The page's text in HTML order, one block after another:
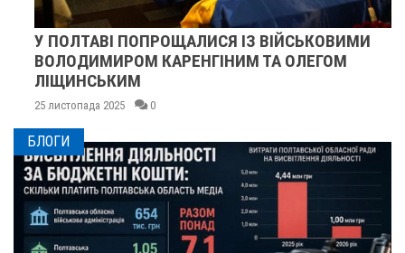
У ПОЛТАВІ ПОПРОЩАЛИСЯ ІЗ ВІЙСЬКОВИМИ
ВОЛОДИМИРОМ КАРЕНГІНИМ ТА ОЛЕГОМ
ЛІЩИНСЬКИМ
25 листопада 2025
БЛОГИ